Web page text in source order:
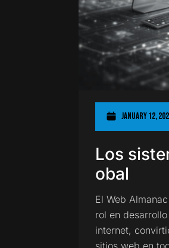
January 12,
Los
obal
El Web
rol en
internet,